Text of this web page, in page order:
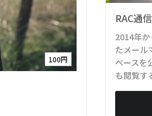
100円
RAC通
2014年
たメール
ベースを
も閲覧す